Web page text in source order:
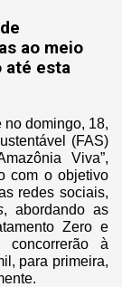
ao meio
até esta
no domingo, 18,
(FAS)
Viva”,
com o objetivo
redes sociais,
, abordando as
Zero e
concorrerão à
para primeira,